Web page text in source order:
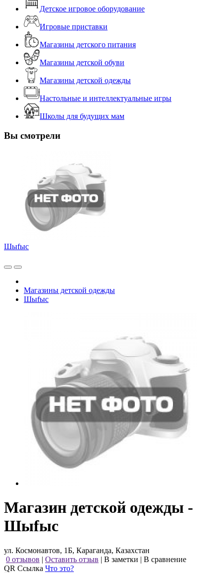
Детское игровое оборудование
Игровые приставки
Магазины детского питания
Магазины детской обуви
Магазины детской одежды
Настольные и интеллектуальные игры
Школы для будущих мам
Вы смотрели
Шыfыс
Магазины детской одежды
Шыfыс
Магазин детской одежды -
Шыfыс
ул. Космонавтов, 1Б, Караганда, Казахстан
0 отзывов | Оставить отзыв | В заметки | В сравнение
QR Ссылка Что это?